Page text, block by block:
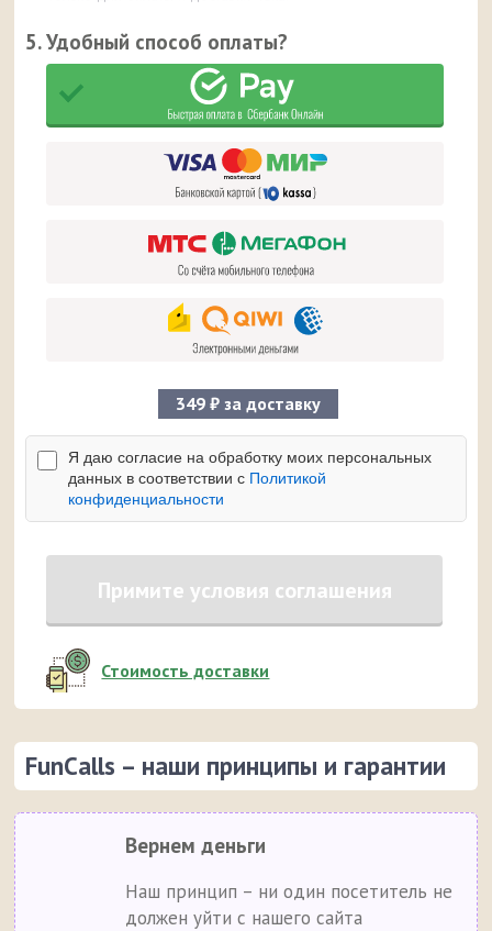
5. Удобный способ оплаты?
349 ₽ за доставку
Я даю согласие на обработку моих персональных
данных в соответствии с Политикой
конфиденциальности
Примите условия соглашения
Стоимость доставки
FunCalls – наши принципы и гарантии
Вернем деньги
Наш принцип – ни один посетитель не
должен уйти с нашего сайта